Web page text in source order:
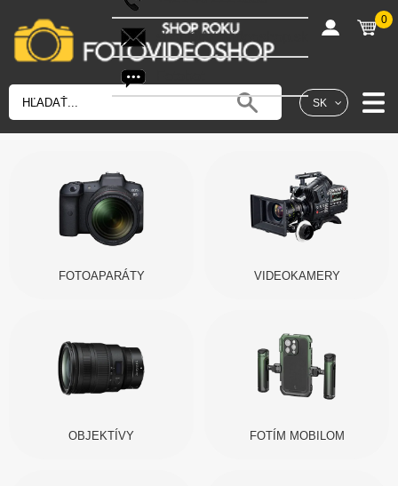
SK
shop@fotovideoshop.sk
0
FOTOAPARÁTY VIDEOKAMERY
OBJEKTÍVY FOTÍM MOBILOM